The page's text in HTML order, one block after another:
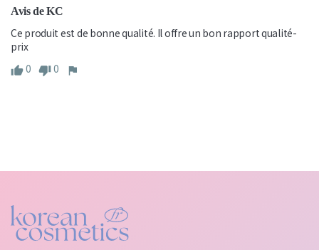
Avis de KC
Ce produit est de bonne qualité. Il offre un bon rapport qualité-
prix
0
0